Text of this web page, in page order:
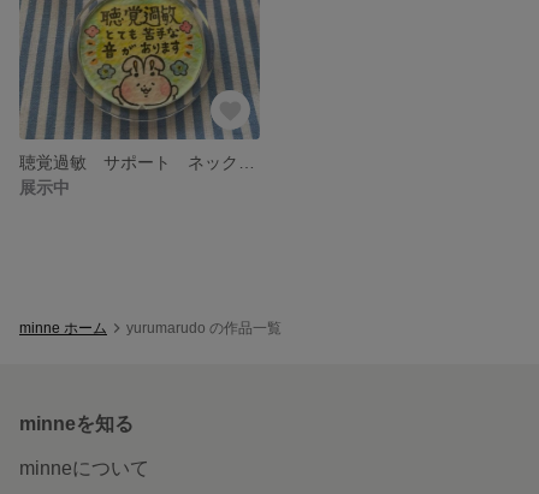
展示中
minne ホーム yurumarudo の作品一覧
minneを知る
minneについて